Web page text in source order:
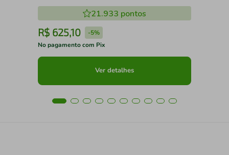
21.933 pontos
R$ 625,10 -5%
No pagamento com Pix
Ver detalhes